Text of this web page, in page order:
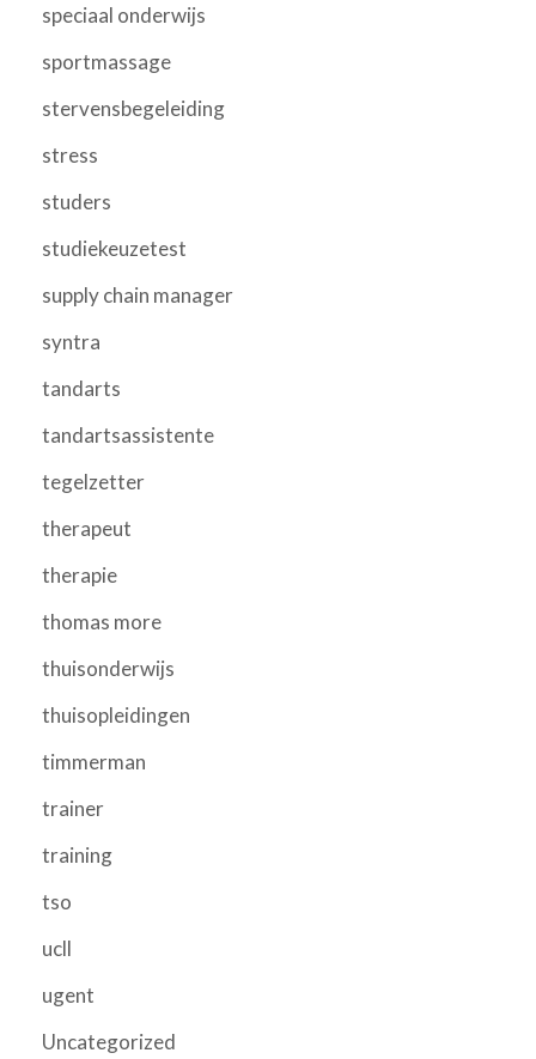
speciaal onderwijs
sportmassage
stervensbegeleiding
stress
studers
studiekeuzetest
supply chain manager
syntra
tandarts
tandartsassistente
tegelzetter
therapeut
therapie
thomas more
thuisonderwijs
thuisopleidingen
timmerman
trainer
training
tso
ucll
ugent
Uncategorized